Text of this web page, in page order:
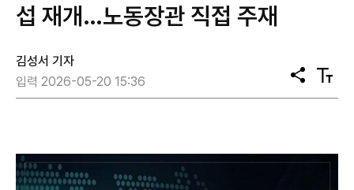
섭 재개…노동장관 직접 주재
김성서 기자
입력 2026-05-20 15:36
공
유
텍
스